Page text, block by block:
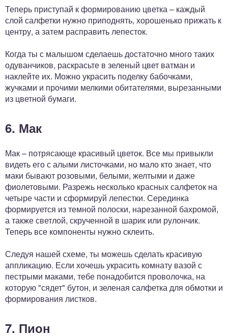
Теперь приступай к формированию цветка – каждый
слой салфетки нужно приподнять, хорошенько прижать к
центру, а затем расправить лепесток.
Когда ты с малышом сделаешь достаточно много таких
одуванчиков, раскрасьте в зеленый цвет ватман и
наклейте их. Можно украсить поделку бабочками,
жучками и прочими мелкими обитателями, вырезанными
из цветной бумаги.
6. Мак
Мак – потрясающе красивый цветок. Все мы привыкли
видеть его с алыми листочками, но мало кто знает, что
маки бывают розовыми, белыми, желтыми и даже
фиолетовыми. Разрежь несколько красных салфеток на
четыре части и сформируй лепестки. Серединка
формируется из темной полоски, нарезанной бахромой,
а также светлой, скрученной в шарик или рулончик.
Теперь все компоненты нужно склеить.
Следуя нашей схеме, ты можешь сделать красивую
аппликацию. Если хочешь украсить комнату вазой с
пестрыми маками, тебе понадобится проволочка, на
которую "сядет" бутон, и зеленая салфетка для обмотки и
формирования листков.
7. Пион